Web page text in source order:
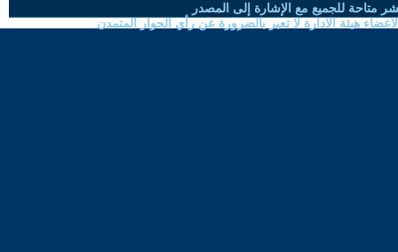
متاحة للجميع مع الإشارة إلى المصدر
هيئة الادارة لا تعبر بالضرورة عن رأي الحوار المتمدن